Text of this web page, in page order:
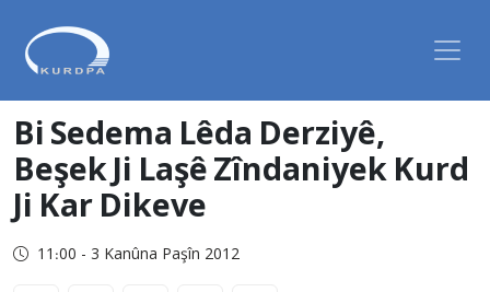
Bi Sedema Lêda Derziyê,
Beşek Ji Laşê Zîndaniyek Kurd
Ji Kar Dikeve
11:00 - 3 Kanûna Paşîn 2012